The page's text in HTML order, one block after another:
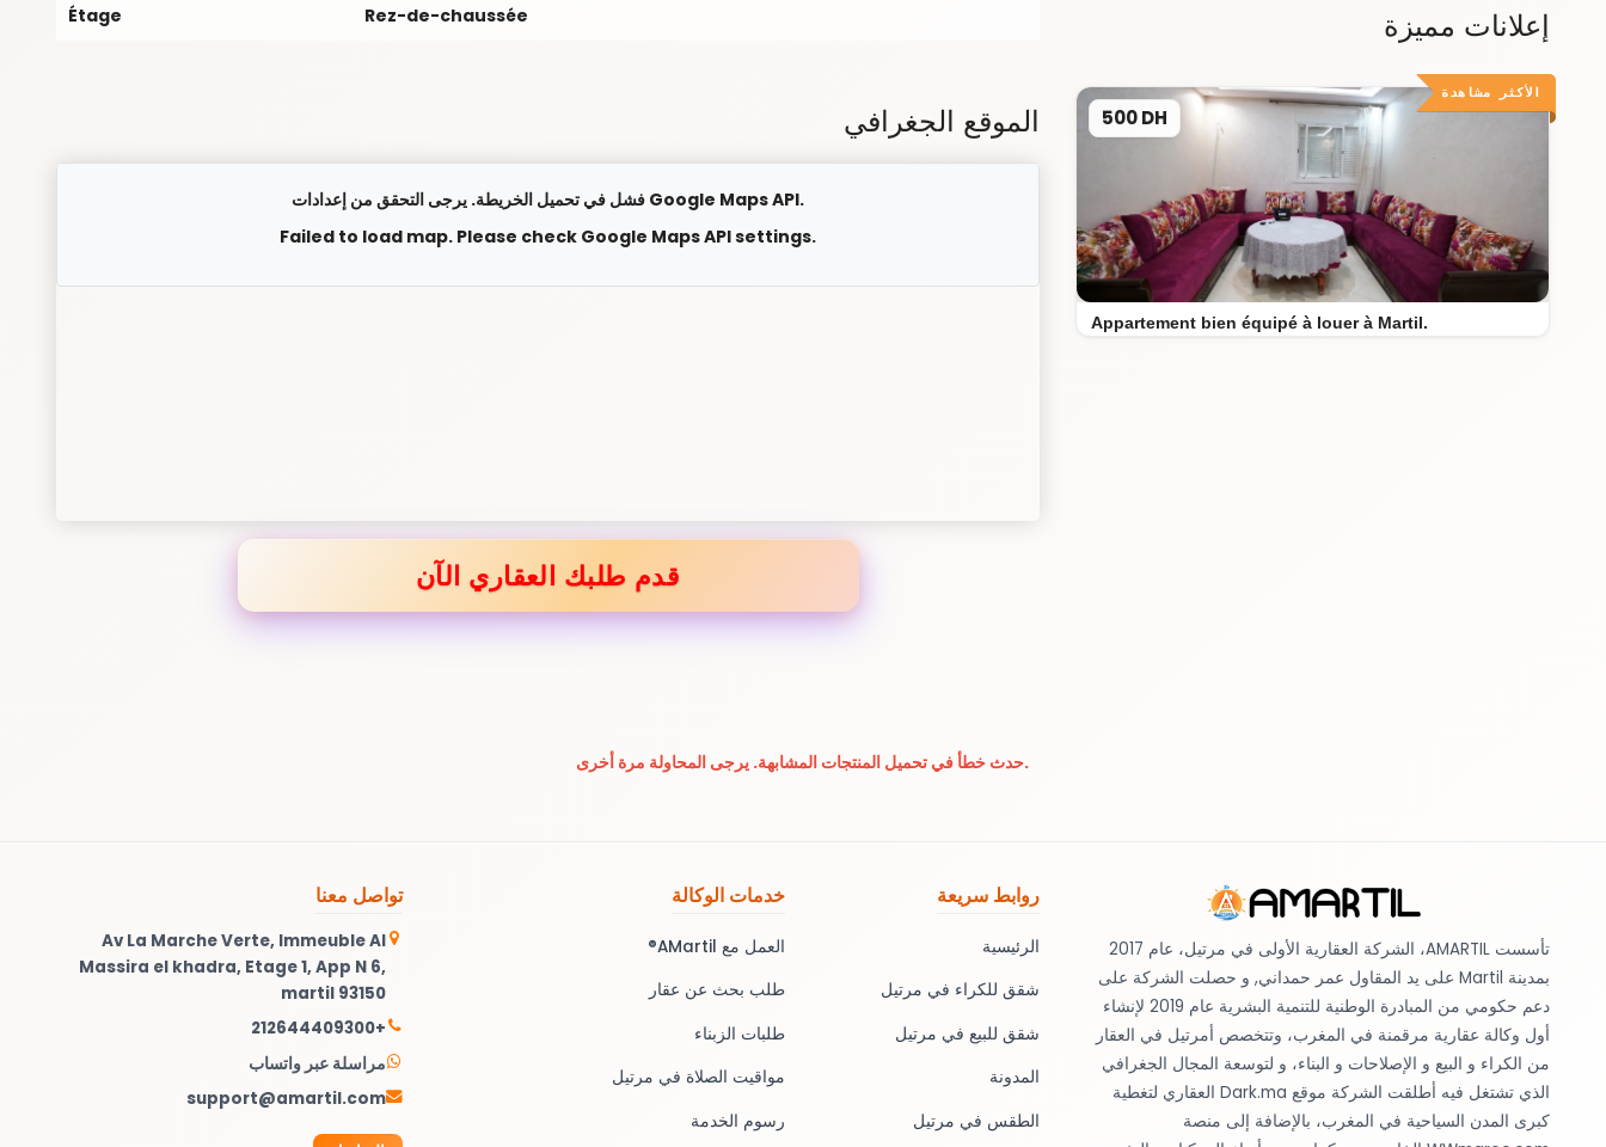
Étage
Rez-de-chaussée
الموقع الجغرافي
فشل في تحميل الخريطة. يرجى التحقق من إعدادات Google Maps API.
Failed to load map. Please check Google Maps API settings.
قدم طلبك العقاري الآن
إعلانات مميزة
الأكثر مشاهدة
500 DH
Appartement bien équipé à louer à Martil.
حدث خطأ في تحميل المنتجات المشابهة. يرجى المحاولة مرة أخرى.
تأسست AMARTIL، الشركة العقارية الأولى في مرتيل، عام 2017
بمدينة Martil على يد المقاول عمر حمداني, و حصلت الشركة على
دعم حكومي من المبادرة الوطنية للتنمية البشرية عام 2019 لإنشاء
أول وكالة عقارية مرقمنة في المغرب، وتتخصص أمرتيل في العقار
من الكراء و البيع و الإصلاحات و البناء، و لتوسعة المجال الجغرافي
الذي تشتغل فيه أطلقت الشركة موقع Dark.ma العقاري لتغطية
كبرى المدن السياحية في المغرب، بالإضافة إلى منصة
روابط سريعة
الرئيسية
شقق للكراء في مرتيل
شقق للبيع في مرتيل
المدونة
الطقس في مرتيل
خدمات الوكالة
العمل مع AMartil®
طلب بحث عن عقار
طلبات الزبناء
مواقيت الصلاة في مرتيل
رسوم الخدمة
تواصل معنا
Av La Marche Verte, Immeuble Al
Massira el khadra, Etage 1, App N 6,
martil 93150
+212644409300
مراسلة عبر واتساب
support@amartil.com